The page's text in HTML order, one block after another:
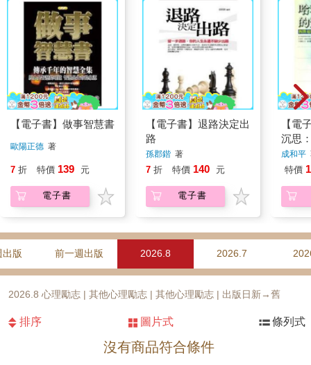
【電子書】做事智慧書
歐陽正德 著
7 折 特價 139 元
電子書
【電子書】退路決定出
路
孫郡鍇 著
7 折 特價 140 元
電子書
【電
沉思
異的
成和平
特價
出版 前一週出版 2026.8 2026.7
2026.8 心理勵志 | 其他心理勵志 | 其他心理勵志 | 出版日新→舊
排序 圖片式 條列式
沒有商品符合條件